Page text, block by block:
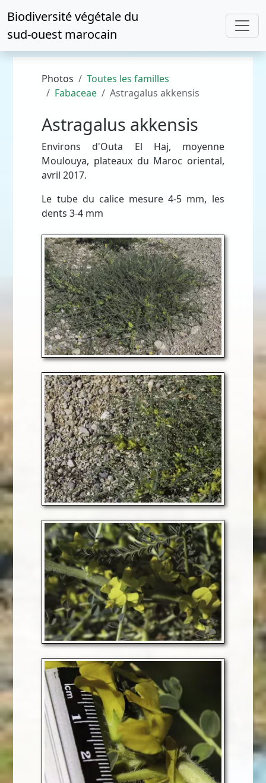
Biodiversité végétale du
sud-ouest marocain
Photos
Toutes les familles
Fabaceae
Astragalus akkensis
Astragalus akkensis
Environs d'Outa El Haj, moyenne
Moulouya, plateaux du Maroc oriental,
avril 2017.
Le tube du calice mesure 4-5 mm, les
dents 3-4 mm